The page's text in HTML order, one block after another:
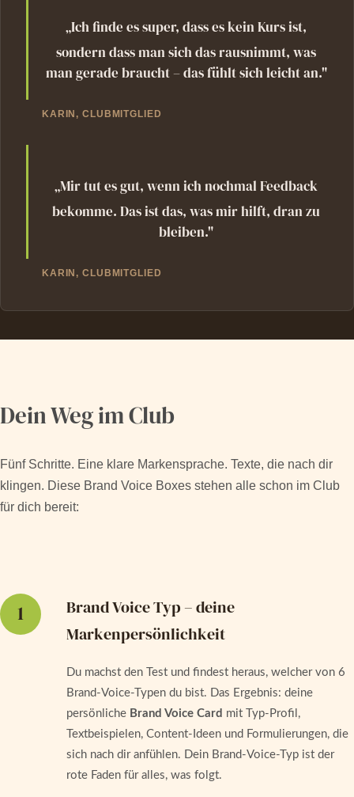
„Ich finde es super, dass es kein Kurs ist,
sondern dass man sich das rausnimmt, was
man gerade braucht – das fühlt sich leicht an."
KARIN, CLUBMITGLIED
„Mir tut es gut, wenn ich nochmal Feedback
bekomme. Das ist das, was mir hilft, dran zu
bleiben."
KARIN, CLUBMITGLIED
Dein Weg im Club
Fünf Schritte. Eine klare Markensprache. Texte, die nach dir
klingen. Diese Brand Voice Boxes stehen alle schon im Club
für dich bereit:
1
Brand Voice Typ – deine
Markenpersönlichkeit
Du machst den Test und findest heraus, welcher von 6
Brand-Voice-Typen du bist. Das Ergebnis: deine
persönliche Brand Voice Card mit Typ-Profil,
Textbeispielen, Content-Ideen und Formulierungen, die
sich nach dir anfühlen. Dein Brand-Voice-Typ ist der
rote Faden für alles, was folgt.